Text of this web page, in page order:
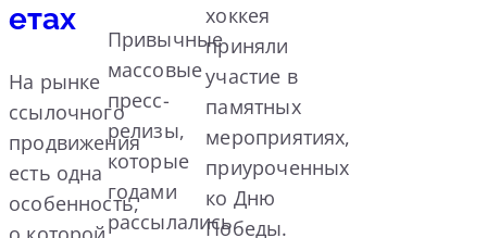
етах
На рынке
ссылочного
продвижения
есть одна
особенность,
Привычные
массовые
пресс-
релизы,
которые
годами
рассылались
хоккея
приняли
участие в
памятных
мероприятиях,
приуроченных
ко Дню
Победы.